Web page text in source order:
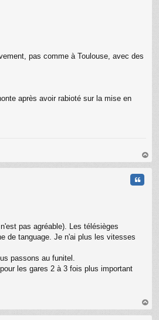
pas comme à Toulouse, avec des
après avoir rabioté sur la mise en
au
pas agréable). Les télésièges
de tanguage. Je n'ai plus les vitesses
passons au funitel.
les gares 2 à 3 fois plus important
au